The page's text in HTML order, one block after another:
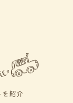
紹介